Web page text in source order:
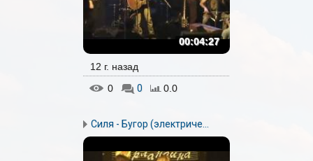
00:04:27
12 г. назад
0
0 0.0
Силя - Бугор (электриче...